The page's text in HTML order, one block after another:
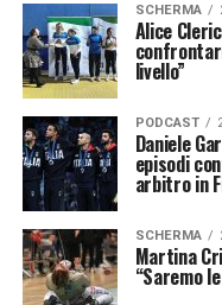
SCHERMA
Alice
livello”
PODCAST
Daniele
episodi
arbitro in
SCHERMA
Martina
“Saremo